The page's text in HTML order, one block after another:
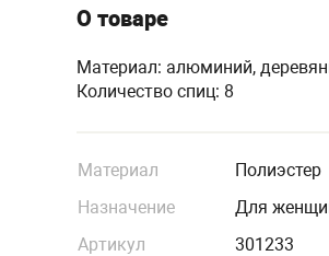
О товаре
Материал: алюминий,
Количество спиц: 8
Материал
Полиэстер
Назначение
Для
Артикул
301233